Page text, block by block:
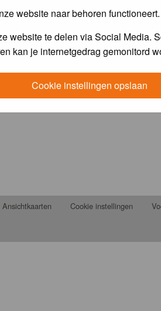
website naar behoren functioneert.
website te delen via Social Media.
kan je internetgedrag gemonitord
Cookie instellingen opslaan
Ansichtkaarten Cookie instellingen